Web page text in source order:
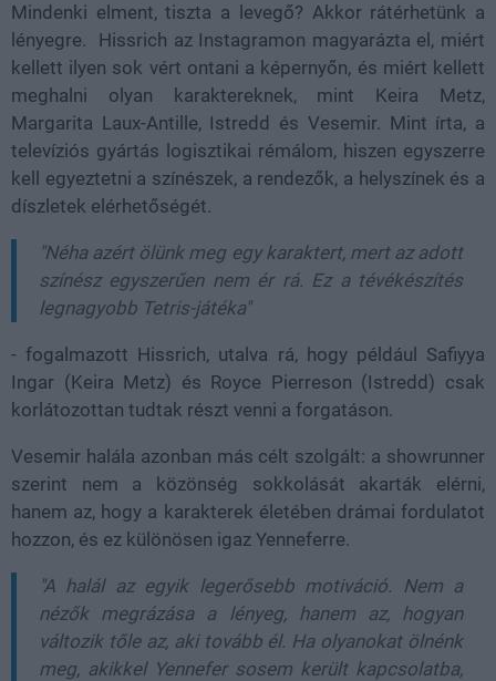
Mindenki elment, tiszta a levegő? Akkor rátérhetünk a
lényegre. Hissrich az Instagramon magyarázta el, miért
kellett ilyen sok vért ontani a képernyőn, és miért kellett
meghalni olyan karaktereknek, mint Keira Metz,
Margarita Laux-Antille, Istredd és Vesemir. Mint írta, a
televíziós gyártás logisztikai rémálom, hiszen egyszerre
kell egyeztetni a színészek, a rendezők, a helyszínek és a
díszletek elérhetőségét.
"Néha azért ölünk meg egy karaktert, mert az adott
színész egyszerűen nem ér rá. Ez a tévékészítés
legnagyobb Tetris-játéka"
- fogalmazott Hissrich, utalva rá, hogy például Safiyya
Ingar (Keira Metz) és Royce Pierreson (Istredd) csak
korlátozottan tudtak részt venni a forgatáson.
Vesemir halála azonban más célt szolgált: a showrunner
szerint nem a közönség sokkolását akarták elérni,
hanem az, hogy a karakterek életében drámai fordulatot
hozzon, és ez különösen igaz Yenneferre.
"A halál az egyik legerősebb motiváció. Nem a
nézők megrázása a lényeg, hanem az, hogyan
változik tőle az, aki tovább él. Ha olyanokat ölnénk
meg, akikkel Yennefer sosem került kapcsolatba,